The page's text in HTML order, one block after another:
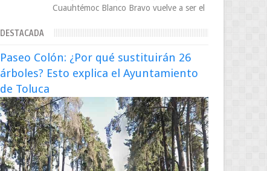
Cuauhtémoc Blanco Bravo vuelve a ser el
enfrentando señalamientos por...
DESTACADA
Paseo Colón: ¿Por qué sustituirán 26
árboles? Esto explica el Ayuntamiento
de Toluca